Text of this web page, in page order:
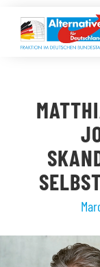
Inhalt
springen
LANDESGRUPPEN
STELLENPORTAL